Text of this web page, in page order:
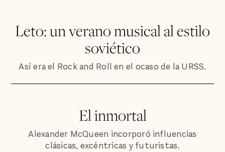
Leto: un verano musical al estilo
soviético
Así era el Rock and Roll en el ocaso de la URSS.
El inmortal
Alexander McQueen incorporó influencias
clásicas, excéntricas y futuristas.